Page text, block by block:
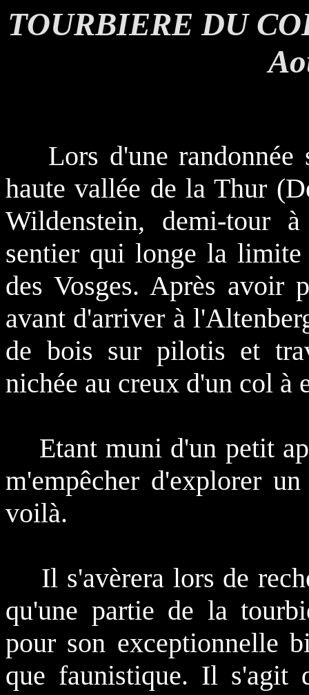
TOURBIERE DU
Lors d'une randonnée
haute vallée de la Thur
Wildenstein, demi-tour
sentier qui longe la limite
des Vosges. Après avoir
avant d'arriver à
de bois sur pilotis et
nichée au creux d'un col à
Etant muni d'un petit
m'empêcher d'explorer
voilà.
Il s'avèrera lors de
qu'une partie de la
pour son exceptionnelle
que faunistique. Il s'agit